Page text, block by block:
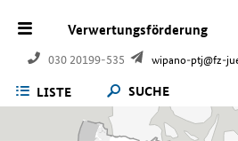
Verwertungsförderung
030 20199-535 wipano-ptj@fz-
LISTE SUCHE